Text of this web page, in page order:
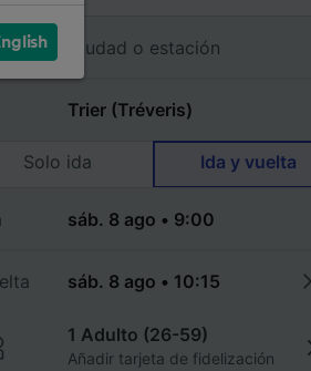
Solo ida Ida y vuelta
1 Adulto (26-59)
Añadir tarjeta de fidelización